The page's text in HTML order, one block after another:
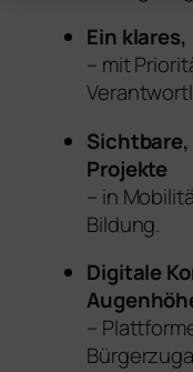
Ein
– mit
Projekte
– in
Bildung.
Digitale
–